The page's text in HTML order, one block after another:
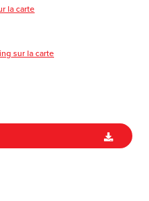
la carte
sur la carte